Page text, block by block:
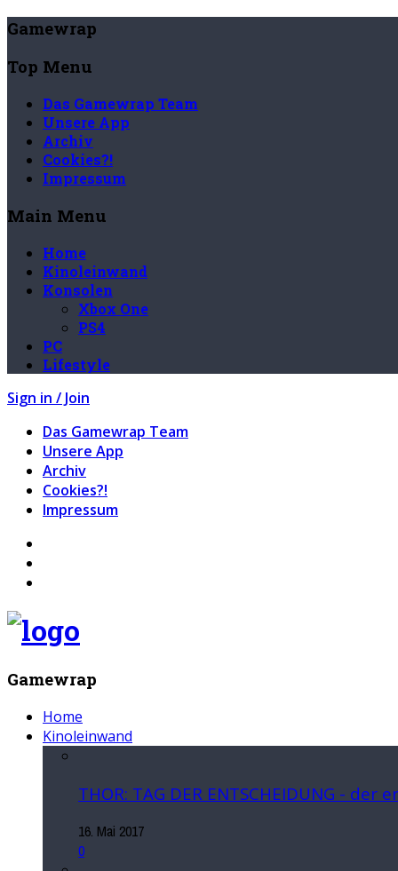
Gamewrap
Top Menu
Das Gamewrap Team
Unsere App
Archiv
Cookies?!
Impressum
Main Menu
Home
Kinoleinwand
Konsolen
Xbox One
PS4
PC
Lifestyle
Sign in / Join
Das Gamewrap Team
Unsere App
Archiv
Cookies?!
Impressum
Gamewrap
Home
Kinoleinwand
THOR: TAG DER ENTSCHEIDUNG -
16. Mai 2017
0